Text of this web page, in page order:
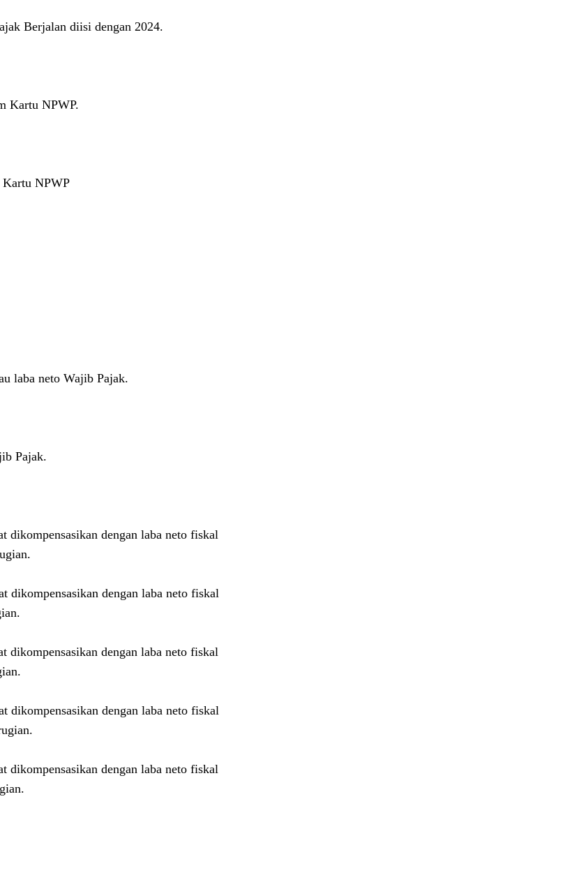
Berjalan diisi dengan 2024.
Kartu NPWP.
Kartu NPWP
laba neto Wajib Pajak.
Pajak.
dikompensasikan dengan laba neto fiskal
dikompensasikan dengan laba neto fiskal
dikompensasikan dengan laba neto fiskal
dikompensasikan dengan laba neto fiskal
dikompensasikan dengan laba neto fiskal